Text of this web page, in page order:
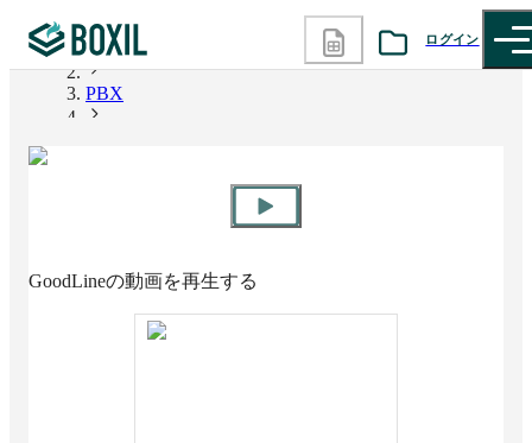
ログイン
カテゴリから探す
BOXIL
PBX
GoodLineの動画を再生する